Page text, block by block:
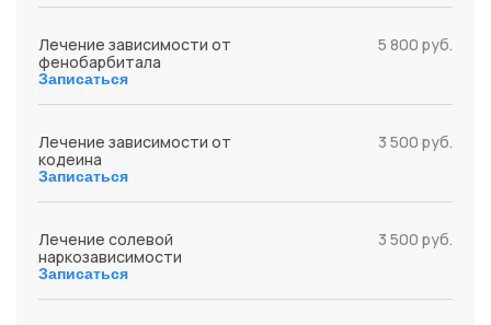
Лечение зависимости от
фенобарбитала
5 800 руб.
Записаться
Лечение зависимости от
кодеина
3 500 руб.
Записаться
Лечение солевой
наркозависимости
3 500 руб.
Записаться